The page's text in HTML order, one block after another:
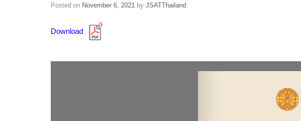
Posted on November 6, 2021 by JSATThailand
Download